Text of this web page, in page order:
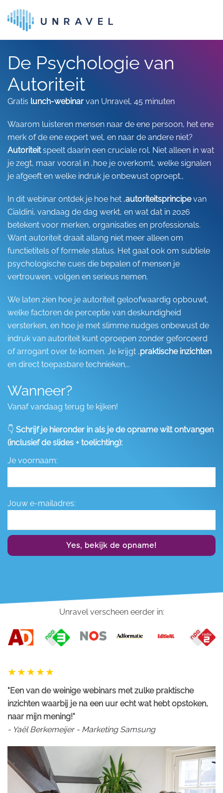
Skip to main content
De Psychologie van
Autoriteit
Gratis lunch-webinar van Unravel, 45 minuten
Waarom luisteren mensen naar de ene persoon, het ene
merk of de ene expert wel, en naar de andere niet?
Autoriteitspeelt daarin een cruciale rol. Niet alleen in wat
je zegt, maar vooral in ,hoe je overkomt, welke signalen
je afgeeft en welke indruk je onbewust oproept.,
In dit webinar ontdek je hoe het ,autoriteitsprincipevan
Cialdini, vandaag de dag werkt, en wat dat in 2026
betekent voor merken, organisaties en professionals.
Want autoriteit draait allang niet meer alleen om
functietitels of formele status. Het gaat ook om subtiele
psychologische cues die bepalen of mensen je
vertrouwen, volgen en serieus nemen.
We laten zien hoe je autoriteit geloofwaardig opbouwt,
welke factoren de perceptie van deskundigheid
versterken, en hoe je met slimme nudges onbewust de
indruk van autoriteit kunt oproepen zonder geforceerd
of arrogant over te komen. Je krijgt ,praktische inzichten
en direct toepasbare technieken,..
Wanneer?
Vanaf vandaag terug te kijken!
👇 Schrijf je hieronder in als je de opname wilt ontvangen
(inclusief de slides + toelichting):
Je voornaam:
Jouw e-mailadres:
Yes, bekijk de opname!
Unravel verscheen eerder in:
"Een van de weinige webinars met zulke praktische
inzichten waarbij je na een uur echt wat hebt opstoken,
naar mijn mening!"
- Yaël Berkemeijer - Marketing Samsung